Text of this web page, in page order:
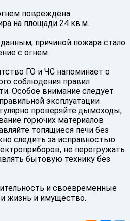
повреждена
на площади 24 кв.м.
причиной пожара стало
с огнем.
ГО и ЧС напоминает о
соблюдения правил
Особое внимание следует
эксплуатации
проверяйте дымоходы,
горючих материалов
топящиеся печи без
следить за исправностью
не перегружать
бытовую технику без
и своевременные
жизнь и имущество.